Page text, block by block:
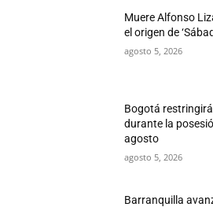
Muere Alfonso
el origen de
agosto 5, 2026
Bogotá
durante la
agosto
agosto 5, 2026
Barranquilla